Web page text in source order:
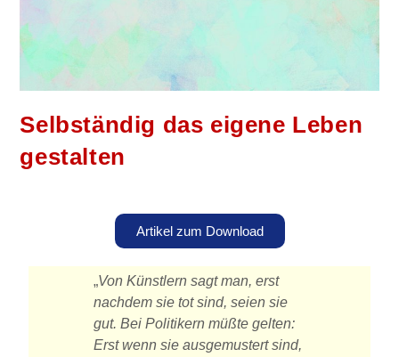
Selbständig das eigene Leben
gestalten
Artikel zum Download
„Von Künstlern sagt man, erst
nachdem sie tot sind, seien sie
gut. Bei Politikern müßte gelten:
Erst wenn sie ausgemustert sind,